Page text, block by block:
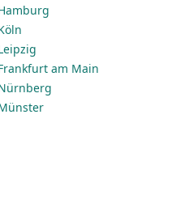
am Main